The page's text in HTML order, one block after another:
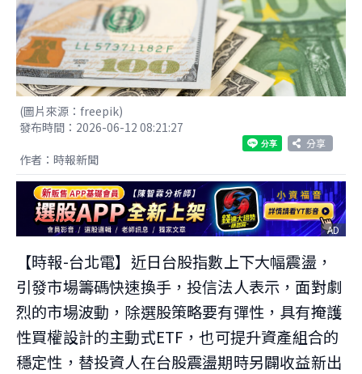
(圖片來源：freepik)
發布時間：2026-06-12 08:21:27
分享
作者：時報新聞
AD
【時報-台北電】近日台股指數上下大幅震盪，
引發市場籌碼快速換手，投信法人表示，面對劇
烈的市場波動，除選股策略要有彈性，具有掩護
性買權設計的主動式ETF，也可提升資產組合的
穩定性，替投資人在台股震盪期時另闢收益新出